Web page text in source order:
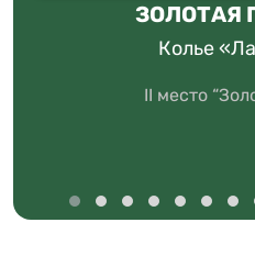
ЗОЛОТАЯ
Колье
II место